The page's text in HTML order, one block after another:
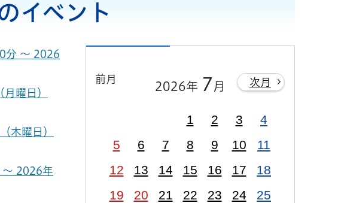
イベント
前月
2026年 7 月 次月
1 2 3
4
5
6 7 8 9 10
11
12
13 14 15 16 17
18
19
20 21 22 23 24
25
分 ～ 2026
曜日）
木曜日）
～ 2026年